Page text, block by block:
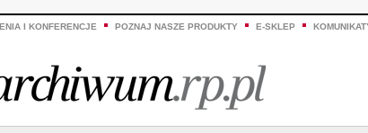
I KONFERENCJE POZNAJ NASZE PRODUKTY E-SKLEP